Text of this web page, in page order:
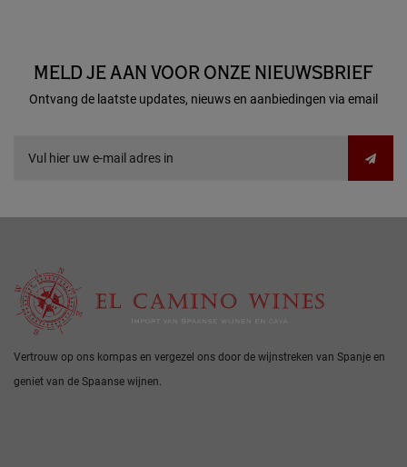
MELD JE AAN VOOR ONZE NIEUWSBRIEF
Ontvang de laatste updates, nieuws en aanbiedingen via email
Vertrouw op ons kompas en vergezel ons door de wijnstreken van Spanje en
geniet van de Spaanse wijnen.